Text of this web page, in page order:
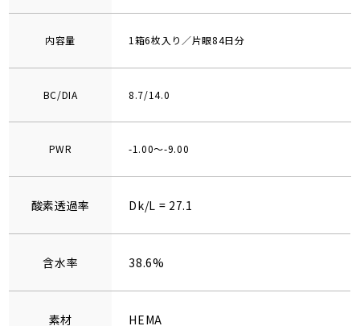
内容量 1箱6枚入り／片眼84日分
BC/DIA 8.7/14.0
PWR -1.00～-9.00
酸素透過率 Dk/L = 27.1
含水率 38.6%
素材 HEMA